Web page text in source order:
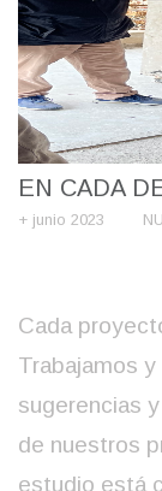
EN CADA
+ junio 2023
Cada
Trabajamos
sugerencias
de nuestros
estudio está